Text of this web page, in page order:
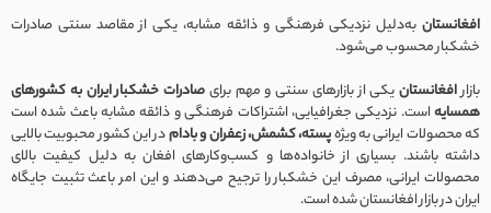
افغانستان به‌دلیل نزدیکی فرهنگی و ذائقه مشابه، یکی از مقاصد سنتی صادرات
خشکبار محسوب می‌شود.
بازارافغانستانیکی از بازارهای سنتی و مهم برایصادرات خشکبار ایران به کشورهای
همسایهاست. نزدیکی جغرافیایی، اشتراکات فرهنگی و ذائقه مشابه باعث شده است
که محصولات ایرانی به ویژهپسته، کشمش، زعفران و بادامدر این کشور محبوبیت بالایی
داشته باشند. بسیاری از خانواده‌ها و کسب‌وکارهای افغان به دلیل کیفیت بالای
محصولات ایرانی، مصرف این خشکبار را ترجیح می‌دهند و این امر باعث تثبیت جایگاه
ایران در بازار افغانستان شده است.